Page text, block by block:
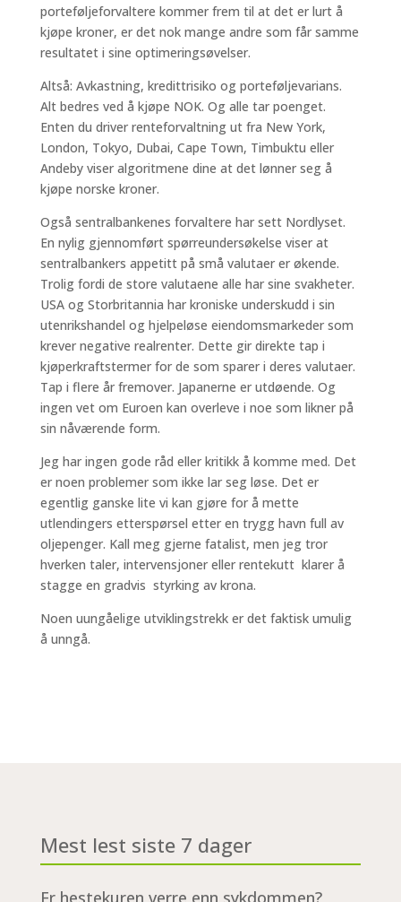
porteføljeforvaltere kommer frem til at det er lurt å
kjøpe kroner, er det nok mange andre som får samme
resultatet i sine optimeringsøvelser.
Altså: Avkastning, kredittrisiko og porteføljevarians.
Alt bedres ved å kjøpe NOK. Og alle tar poenget.
Enten du driver renteforvaltning ut fra New York,
London, Tokyo, Dubai, Cape Town, Timbuktu eller
Andeby viser algoritmene dine at det lønner seg å
kjøpe norske kroner.
Også sentralbankenes forvaltere har sett Nordlyset.
En nylig gjennomført spørreundersøkelse viser at
sentralbankers appetitt på små valutaer er økende.
Trolig fordi de store valutaene alle har sine svakheter.
USA og Storbritannia har kroniske underskudd i sin
utenrikshandel og hjelpeløse eiendomsmarkeder som
krever negative realrenter. Dette gir direkte tap i
kjøperkraftstermer for de som sparer i deres valutaer.
Tap i flere år fremover. Japanerne er utdøende. Og
ingen vet om Euroen kan overleve i noe som likner på
sin nåværende form.
Jeg har ingen gode råd eller kritikk å komme med. Det
er noen problemer som ikke lar seg løse. Det er
egentlig ganske lite vi kan gjøre for å mette
utlendingers etterspørsel etter en trygg havn full av
oljepenger. Kall meg gjerne fatalist, men jeg tror
hverken taler, intervensjoner eller rentekutt klarer å
stagge en gradvis styrking av krona.
Noen uungåelige utviklingstrekk er det faktisk umulig
å unngå.
Mest lest siste 7 dager
Er hestekuren verre enn sykdommen?